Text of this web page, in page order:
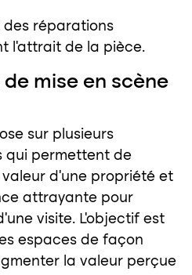
des réparations
l’attrait de la pièce.
mise en scène
sur plusieurs
qui permettent de
d’une propriété et
attrayante pour
visite. L’objectif est
espaces de façon
la valeur perçue